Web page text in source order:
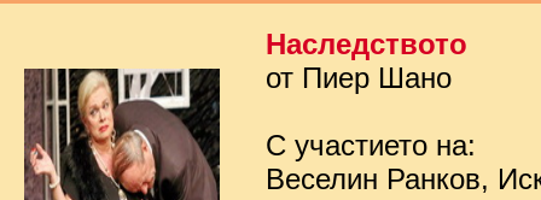
Наследството
от Пиер Шано
С участието на:
Веселин Ранков,